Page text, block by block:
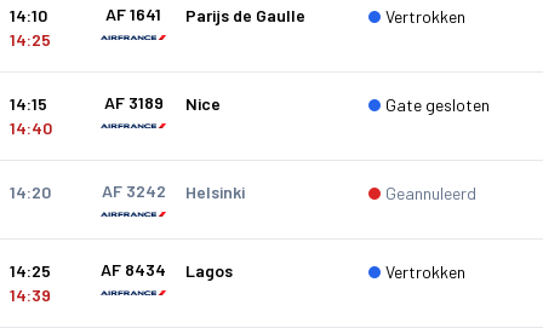
14:10
14:25
AF 1641 Parijs de Gaulle Vertrokken
14:15
14:40
AF 3189 Nice Gate gesloten
14:20 AF 3242 Helsinki Geannuleerd
14:25
14:39
AF 8434 Lagos Vertrokken